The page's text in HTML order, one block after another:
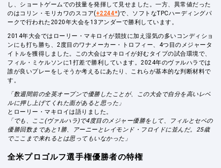
し、ショートゲームでの技量を発揮して見せました。一方、異常値だった
のはコリン・モリカワのスコア(+2244*)で、ソフトなTPCハーディングパ
ークで行われた2020年大会を13アンダーで勝利しています。
2014年大会ではローリー・マキロイが競技に加え湿気の多いコンディショ
ンにも打ち勝ち、2度目のワナメーカー・トロフィー、4つ目のメジャータ
イトルを獲得しました。この大会はマキロイが好むタイプの試合環境で、
フィル・ミケルソンに1打差で勝利しています。2024年のヴァルハラでは
誰が良いプレーをしそうか考えるにあたり、これらが基本的な判断材料で
す。
「数週間前の全英オープンで優勝したことが、この大会で自分を高いレベ
ルに押し上げてくれた面があると思った」
とローリー・マキロイは語りました。
「でも、ここ(ヴァルハラ)で4度目のメジャー優勝をして、フィルとセベの
優勝回数まであと1勝、アーニーとレイモンド・フロイドに並んだ。25歳
でここまで来れるとは思ってもいなかった」
全米プロゴルフ選手権優勝者の特権